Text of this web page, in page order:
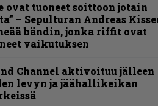
ovat tuoneet soittoon jotain
– Sepulturan Andreas
bändin, jonka riffit ovat
vaikutuksen
Channel aktivoituu jälleen
levyn ja jäähallikeikan